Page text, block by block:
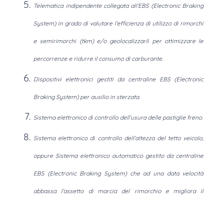
Telematica indipendente collegata all’EBS (Electronic Braking
System) in grado di valutare l’efficienza di utilizzo di rimorchi
e semirimorchi (tkm) e/o geolocalizzarli per ottimizzare le
percorrenze e ridurre il consumo di carburante.
Dispositivi elettronici gestiti da centraline EBS (Electronic
Braking System) per ausilio in sterzata.
Sistema elettronico di controllo dell’usura delle pastiglie freno.
Sistema elettronico di controllo dell’altezza del tetto veicolo,
oppure Sistema elettronico automatico gestito da centraline
EBS (Electronic Braking System) che ad una data velocità
abbassa l’assetto di marcia del rimorchio e migliora il